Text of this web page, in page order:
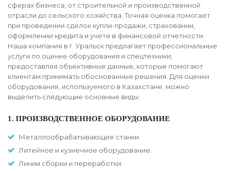
сферах бизнеса, от строительной и производственной
отрасли до сельского хозяйства. Точная оценка помогает
при проведении сделок купли-продажи, страховании,
оформлении кредита и учете в финансовой отчетности.
Наша компания в г. Уральск предлагает профессиональные
услуги по оценке оборудования и спецтехники,
предоставляя объективные данные, которые помогают
клиентам принимать обоснованные решения. Для оценки
оборудования, используемого в Казахстане, можно
выделить следующие основные виды:
1. ПРОИЗВОДСТВЕННОЕ ОБОРУДОВАНИЕ
Металлообрабатывающие станки.
Литейное и кузнечное оборудование.
Линии сборки и переработки.